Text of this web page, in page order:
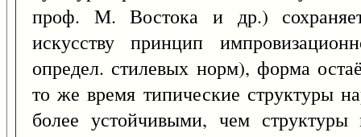
проф. М. Востока и др.)
искусству принцип
определ. стилевых норм), форма
то же время типические структуры
более устойчивыми, чем